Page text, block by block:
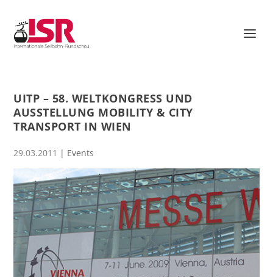
UITP – 58. WELTKONGRESS UND
AUSSTELLUNG MOBILITY & CITY
TRANSPORT IN WIEN
29.03.2011 | Events